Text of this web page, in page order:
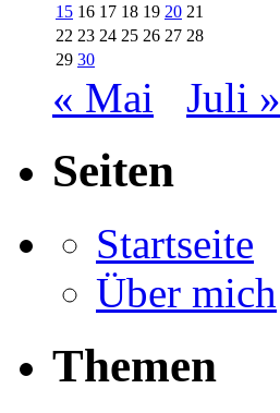
15 16 17 18 19 20 21
22 23 24 25 26 27 28
29 30
« Mai Juli »
Seiten
Startseite
Über mich
Themen